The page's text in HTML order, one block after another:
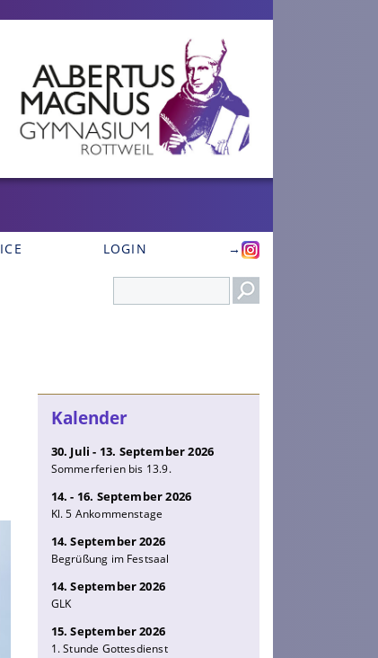
LOGIN →
Kalender
30. Juli - 13. September 2026
Sommerferien bis 13.9.
14. - 16. September 2026
Kl. 5 Ankommenstage
14. September 2026
Begrüßung im Festsaal
14. September 2026
GLK
15. September 2026
1. Stunde Gottesdienst